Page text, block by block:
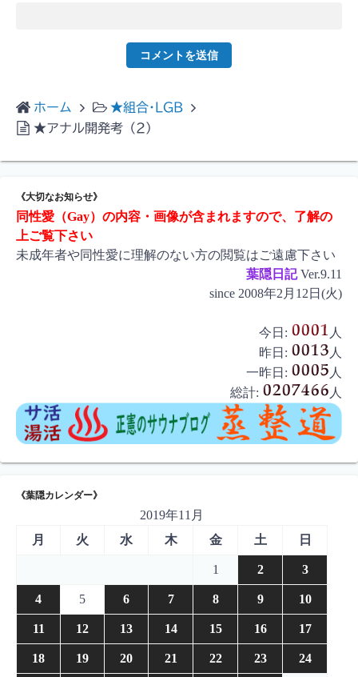
ホーム
★組合･LGB
★アナル開発考（2）
《大切なお知らせ》
同性愛（Gay）の内容・画像が含まれますので、了解の
上ご覧下さい
未成年者や同性愛に理解のない方の閲覧はご遠慮下さい
葉隠日記Ver.9.11
since 2008年2月12日(火)
今日:
人
昨日:
人
一昨日:
人
総計:
人
《葉隠カレンダー》
2019年11月
月
火 水 木 金 土 日
1 2 3
4 5 6 7 8 9 10
11 12 13 14 15 16 17
18 19 20 21 22 23 24